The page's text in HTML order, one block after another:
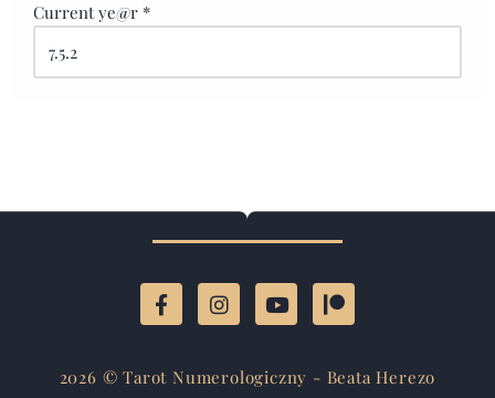
Current ye@r *
2026 © Tarot Numerologiczny - Beata Herezo